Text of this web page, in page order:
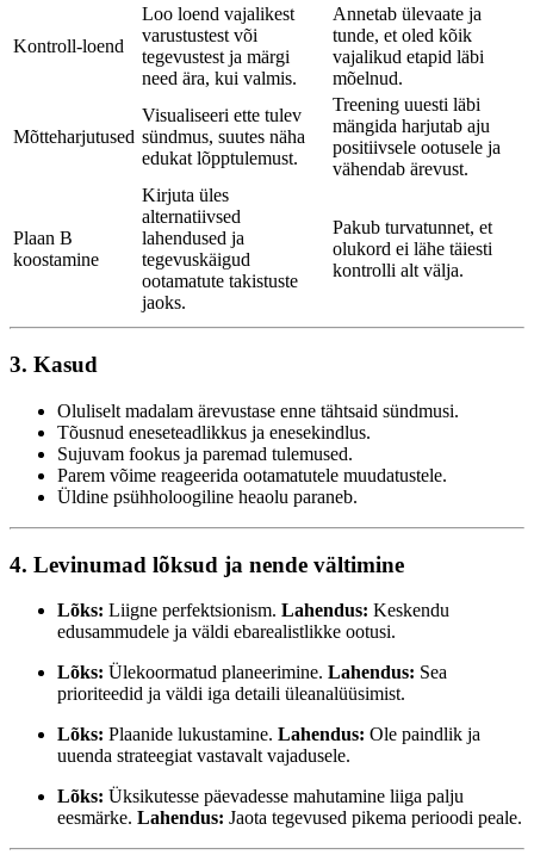
Kontroll-loend
Loo loend vajalikest
varustustest või
tegevustest ja märgi
need ära, kui valmis.
Annetab ülevaate ja
tunde, et oled kõik
vajalikud etapid läbi
mõelnud.
Mõtteharjutused
Visualiseeri ette tulev
sündmus, suutes näha
edukat lõpptulemust.
Treening uuesti läbi
mängida harjutab aju
positiivsele ootusele ja
vähendab ärevust.
Plaan B
koostamine
Kirjuta üles
alternatiivsed
lahendused ja
tegevuskäigud
ootamatute takistuste
jaoks.
Pakub turvatunnet, et
olukord ei lähe täiesti
kontrolli alt välja.
3. Kasud
Oluliselt madalam ärevustase enne tähtsaid sündmusi.
Tõusnud eneseteadlikkus ja enesekindlus.
Sujuvam fookus ja paremad tulemused.
Parem võime reageerida ootamatutele muudatustele.
Üldine psühholoogiline heaolu paraneb.
4. Levinumad lõksud ja nende vältimine
Lõks: Liigne perfektsionism. Lahendus: Keskendu
edusammudele ja väldi ebarealistlikke ootusi.
Lõks: Ülekoormatud planeerimine. Lahendus: Sea
prioriteedid ja väldi iga detaili üleanalüüsimist.
Lõks: Plaanide lukustamine. Lahendus: Ole paindlik ja
uuenda strateegiat vastavalt vajadusele.
Lõks: Üksikutesse päevadesse mahutamine liiga palju
eesmärke. Lahendus: Jaota tegevused pikema perioodi peale.